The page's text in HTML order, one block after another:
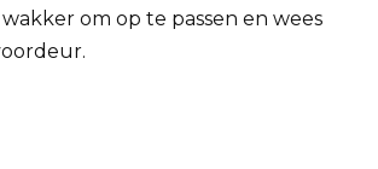
om op te passen en wees